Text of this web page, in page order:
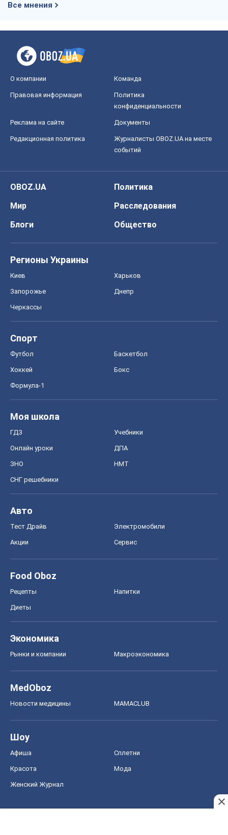
Все мнения
О компании Команда
Правовая информация
Политика
конфиденциальности
Реклама на сайте Документы
Редакционная политика
Журналисты OBOZ.UA на месте
событий
OBOZ.UA
Политика
Мир
Расследования
Блоги
Общество
Регионы Украины
Киев Харьков
Запорожье Днепр
Черкассы
Спорт
Футбол Баскетбол
Хоккей Бокс
Формула-1
Моя школа
ГДЗ Учебники
Онлайн уроки ДПА
ЗНО НМТ
СНГ решебники
Авто
Тест Драйв Электромобили
Акции Сервис
Food Oboz
Рецепты Напитки
Диеты
Экономика
Рынки и компании Mакроэкономика
MedOboz
Новости медицины MAMACLUB
Шоу
Афиша Сплетни
Красота Мода
Женский Журнал